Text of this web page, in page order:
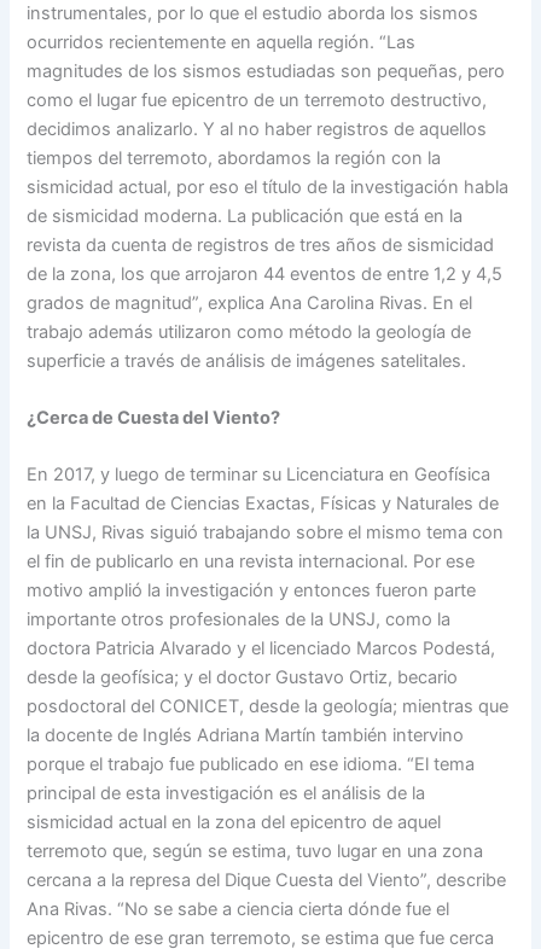
instrumentales, por lo que el estudio aborda los sismos
ocurridos recientemente en aquella región. “Las
magnitudes de los sismos estudiadas son pequeñas, pero
como el lugar fue epicentro de un terremoto destructivo,
decidimos analizarlo. Y al no haber registros de aquellos
tiempos del terremoto, abordamos la región con la
sismicidad actual, por eso el título de la investigación habla
de sismicidad moderna. La publicación que está en la
revista da cuenta de registros de tres años de sismicidad
de la zona, los que arrojaron 44 eventos de entre 1,2 y 4,5
grados de magnitud”, explica Ana Carolina Rivas. En el
trabajo además utilizaron como método la geología de
superficie a través de análisis de imágenes satelitales.
¿Cerca de Cuesta del Viento?
En 2017, y luego de terminar su Licenciatura en Geofísica
en la Facultad de Ciencias Exactas, Físicas y Naturales de
la UNSJ, Rivas siguió trabajando sobre el mismo tema con
el fin de publicarlo en una revista internacional. Por ese
motivo amplió la investigación y entonces fueron parte
importante otros profesionales de la UNSJ, como la
doctora Patricia Alvarado y el licenciado Marcos Podestá,
desde la geofísica; y el doctor Gustavo Ortiz, becario
posdoctoral del CONICET, desde la geología; mientras que
la docente de Inglés Adriana Martín también intervino
porque el trabajo fue publicado en ese idioma. “El tema
principal de esta investigación es el análisis de la
sismicidad actual en la zona del epicentro de aquel
terremoto que, según se estima, tuvo lugar en una zona
cercana a la represa del Dique Cuesta del Viento”, describe
Ana Rivas. “No se sabe a ciencia cierta dónde fue el
epicentro de ese gran terremoto, se estima que fue cerca